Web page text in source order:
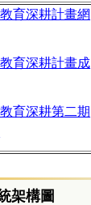
育深耕計畫網
育深耕計畫成
育深耕第二期
架構圖